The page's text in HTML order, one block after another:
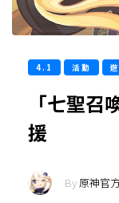
4.1 活動
「七聖
援
By原神官